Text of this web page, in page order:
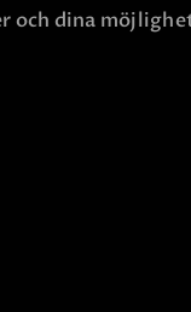
och dina